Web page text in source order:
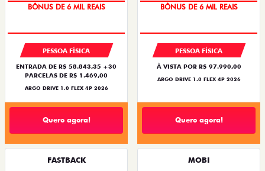
PESSOA FÍSICA
ENTRADA DE R$ 58.843,35 +30
PARCELAS DE R$ 1.469,00
ARGO DRIVE 1.0 FLEX 4P 2026
Quero agora!
PESSOA FÍSICA
À VISTA POR R$ 97.990,00
ARGO DRIVE 1.0 FLEX 4P 2026
Quero agora!
FASTBACK MOBI